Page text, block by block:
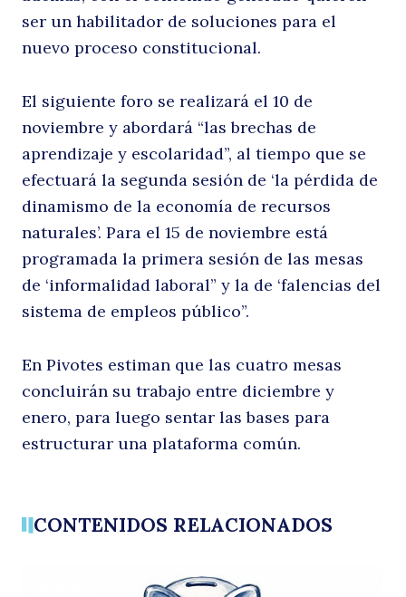
ser un habilitador de soluciones para el
nuevo proceso constitucional.
El siguiente foro se realizará el 10 de
noviembre y abordará “las brechas de
aprendizaje y escolaridad”, al tiempo que se
efectuará la segunda sesión de ‘la pérdida de
dinamismo de la economía de recursos
naturales’. Para el 15 de noviembre está
programada la primera sesión de las mesas
de ‘informalidad laboral” y la de ‘falencias del
sistema de empleos público”.
En Pivotes estiman que las cuatro mesas
concluirán su trabajo entre diciembre y
enero, para luego sentar las bases para
estructurar una plataforma común.
CONTENIDOS RELACIONADOS